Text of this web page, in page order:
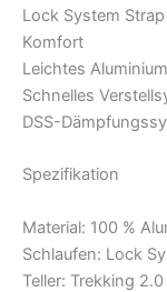
Lock System
Komfort
Leichtes
Schnelles
DSS-
Spezifikation
Material: 100 %
Schlaufen: Lock
Teller: Trekking 2.0